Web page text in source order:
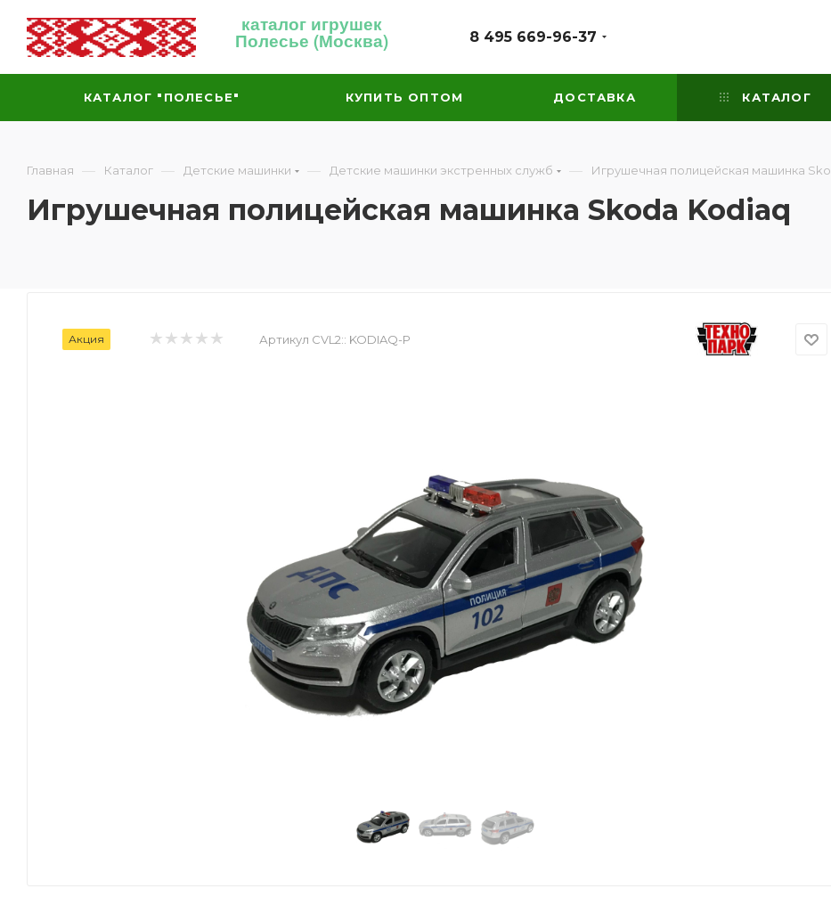
каталог игрушек
Полесье (Москва) 8 495 669-96-37
КАТАЛОГ "ПОЛЕСЬЕ" КУПИТЬ ОПТОМ ДОСТАВКА КАТАЛОГ
Главная — Каталог — Детские машинки — Детские машинки экстренных служб — Игрушечная полицейская машинка
Игрушечная полицейская машинка Skoda Kodiaq
Акция Артикул CVL2:: KODIAQ-P